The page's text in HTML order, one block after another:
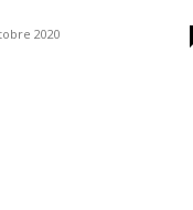
2020